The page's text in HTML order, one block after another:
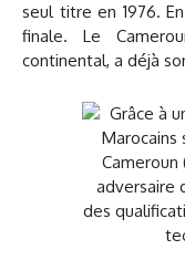
seul titre en 1976.
finale. Le
continental, a déjà